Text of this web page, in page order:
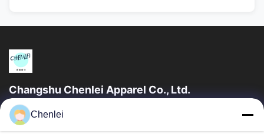
Changshu Chenlei Apparel Co., Ltd.
CHANGSHU CHENLEI ABBIGLIAMENTO CO., LTDLa nostra
fabbrica è stata fondata nel 2011, situata nella città di Suzhou,
Chenlei